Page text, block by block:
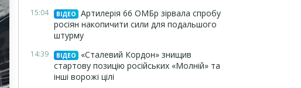
15:04 ВІДЕО
Артилерія 66 ОМБр зірвала спробу
росіян накопичити сили для подальшого
штурму
14:39 ВІДЕО
«Сталевий Кордон» знищив
стартову позицію російських «Молній» та
інші ворожі цілі